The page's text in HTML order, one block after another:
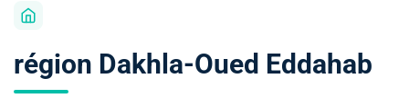
région Dakhla-Oued Eddahab